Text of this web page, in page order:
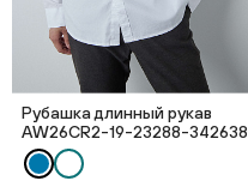
Рубашка длинный рукав
AW26CR2-19-23288-342638